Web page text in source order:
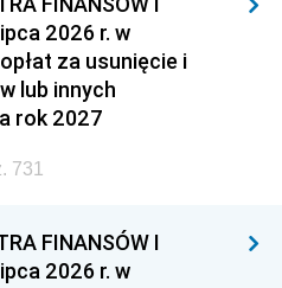
2026 r. w
za usunięcie i
lub innych
rok 2027
731
FINANSÓW I
2026 r. w